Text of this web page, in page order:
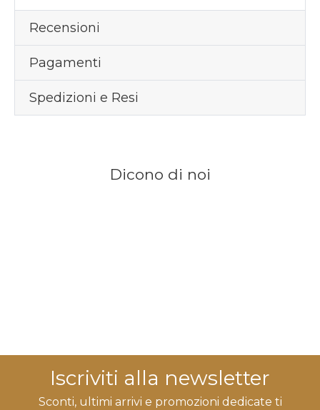
Recensioni
Pagamenti
Spedizioni e Resi
Dicono di noi
Iscriviti alla newsletter
Sconti, ultimi arrivi e promozioni dedicate ti